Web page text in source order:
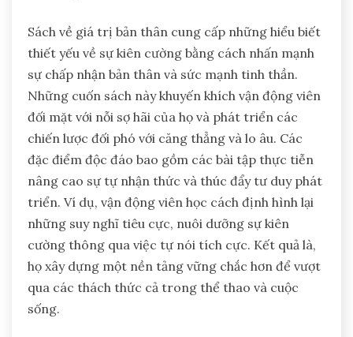
Sách về giá trị bản thân cung cấp những hiểu biết
thiết yếu về sự kiên cường bằng cách nhấn mạnh
sự chấp nhận bản thân và sức mạnh tinh thần.
Những cuốn sách này khuyến khích vận động viên
đối mặt với nỗi sợ hãi của họ và phát triển các
chiến lược đối phó với căng thẳng và lo âu. Các
đặc điểm độc đáo bao gồm các bài tập thực tiễn
nâng cao sự tự nhận thức và thúc đẩy tư duy phát
triển. Ví dụ, vận động viên học cách định hình lại
những suy nghĩ tiêu cực, nuôi dưỡng sự kiên
cường thông qua việc tự nói tích cực. Kết quả là,
họ xây dựng một nền tảng vững chắc hơn để vượt
qua các thách thức cả trong thể thao và cuộc
sống.